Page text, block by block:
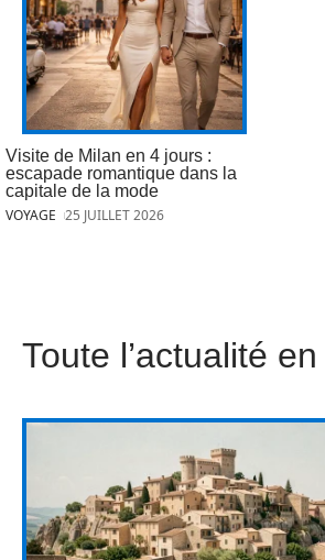
Visite de Milan en 4 jours :
escapade romantique dans la
capitale de la mode
VOYAGE 25 JUILLET 2026
Toute l’actualité